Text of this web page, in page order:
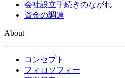
会社設立手続きのながれ
資金の調達
About
コンセプト
フィロソフィー